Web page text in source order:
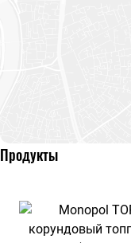
Продукты